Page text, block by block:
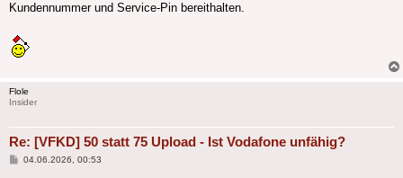
Kundennummer und Service-Pin bereithalten.
Flole
Insider
Re: [VFKD] 50 statt 75 Upload - Ist Vodafone unfähig?
Beitrag
04.06.2026, 00:53